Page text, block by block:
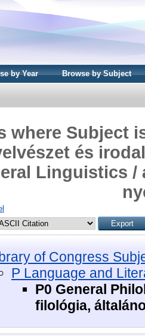
by Year Browse by Subject
where Subject
és
Linguistics
of Congress
P Language and
P0 General
filológia,